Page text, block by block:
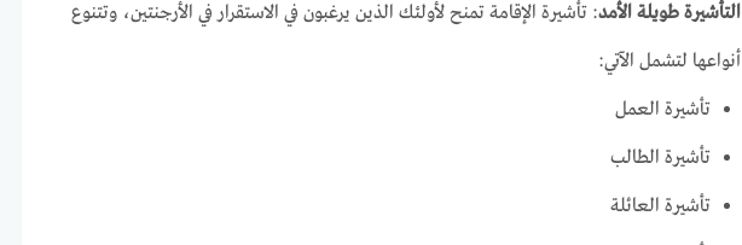
التأشيرة طويلة الأمد: تأشيرة الإقامة تمنح لأولئك الذين يرغبون في الاستقرار في الأرجنتين، وتتنوع
أنواعها لتشمل الآتي:
تأشيرة العمل
تأشيرة الطالب
تأشيرة العائلة